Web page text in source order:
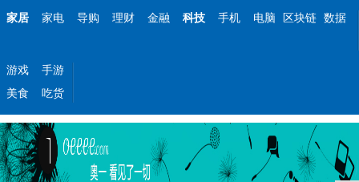
家居 家电 导购 理财 金融 科技 手机 电脑 区块链 数据
游戏
手游
美食
吃货